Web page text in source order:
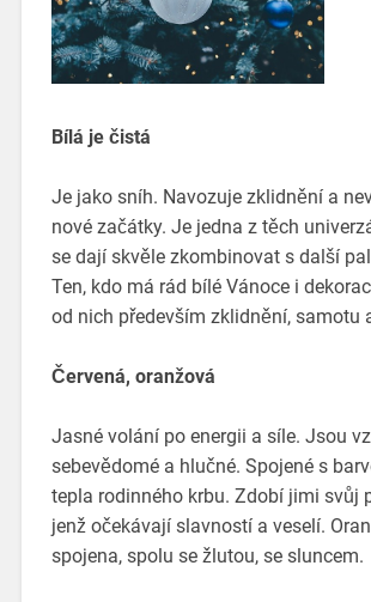
Bílá je čistá
Je jako sníh. Navozuje zklidnění a
nové začátky. Je jedna z těch
se dají skvěle zkombinovat s další
Ten, kdo má rád bílé Vánoce i
od nich především zklidnění, samotu
Červená, oranžová
Jasné volání po energii a síle. Jsou
sebevědomé a hlučné. Spojené s
tepla rodinného krbu. Zdobí jimi svůj
jenž očekávají slavností a veselí.
spojena, spolu se žlutou, se sluncem.